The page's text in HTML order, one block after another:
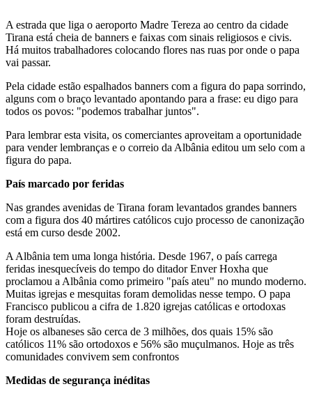
A estrada que liga o aeroporto Madre Tereza ao centro da cidade
Tirana está cheia de banners e faixas com sinais religiosos e civis.
Há muitos trabalhadores colocando flores nas ruas por onde o papa
vai passar.
Pela cidade estão espalhados banners com a figura do papa sorrindo,
alguns com o braço levantado apontando para a frase: eu digo para
todos os povos: "podemos trabalhar juntos".
Para lembrar esta visita, os comerciantes aproveitam a oportunidade
para vender lembranças e o correio da Albânia editou um selo com a
figura do papa.
País marcado por feridas
Nas grandes avenidas de Tirana foram levantados grandes banners
com a figura dos 40 mártires católicos cujo processo de canonização
está em curso desde 2002.
A Albânia tem uma longa história. Desde 1967, o país carrega
feridas inesquecíveis do tempo do ditador Enver Hoxha que
proclamou a Albânia como primeiro "país ateu" no mundo moderno.
Muitas igrejas e mesquitas foram demolidas nesse tempo. O papa
Francisco publicou a cifra de 1.820 igrejas católicas e ortodoxas
foram destruídas.
Hoje os albaneses são cerca de 3 milhões, dos quais 15% são
católicos 11% são ortodoxos e 56% são muçulmanos. Hoje as três
comunidades convivem sem confrontos
Medidas de segurança inéditas